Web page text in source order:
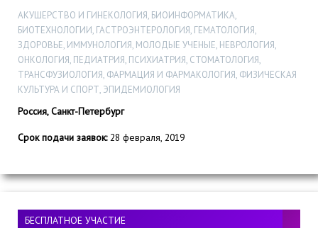
АКУШЕРСТВО И ГИНЕКОЛОГИЯ, БИОИНФОРМАТИКА,
БИОТЕХНОЛОГИИ, ГАСТРОЭНТЕРОЛОГИЯ, ГЕМАТОЛОГИЯ,
ЗДОРОВЬЕ, ИММУНОЛОГИЯ, МОЛОДЫЕ УЧЕНЫЕ, НЕВРОЛОГИЯ,
ОНКОЛОГИЯ, ПЕДИАТРИЯ, ПСИХИАТРИЯ, СТОМАТОЛОГИЯ,
ТРАНСФУЗИОЛОГИЯ, ФАРМАЦИЯ И ФАРМАКОЛОГИЯ, ФИЗИЧЕСКАЯ
КУЛЬТУРА И СПОРТ, ЭПИДЕМИОЛОГИЯ
Россия, Санкт-Петербург
Срок подачи заявок:28 февраля, 2019
БЕСПЛАТНОЕ УЧАСТИЕ